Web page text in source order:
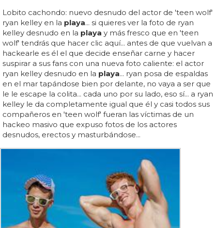
Lobito cachondo: nuevo desnudo del actor de 'teen wolf'
ryan kelley en la playa... si quieres ver la foto de ryan
kelley desnudo en la playa y más fresco que en 'teen
wolf' tendrás que hacer clic aquí... antes de que vuelvan a
hackearle es él el que decide enseñar carne y hacer
suspirar a sus fans con una nueva foto caliente: el actor
ryan kelley desnudo en la playa... ryan posa de espaldas
en el mar tapándose bien por delante, no vaya a ser que
le le escape la colita... cada uno por su lado, eso sí... a ryan
kelley le da completamente igual que él y casi todos sus
compañeros en 'teen wolf' fueran las víctimas de un
hackeo masivo que expuso fotos de los actores
desnudos, erectos y masturbándose...